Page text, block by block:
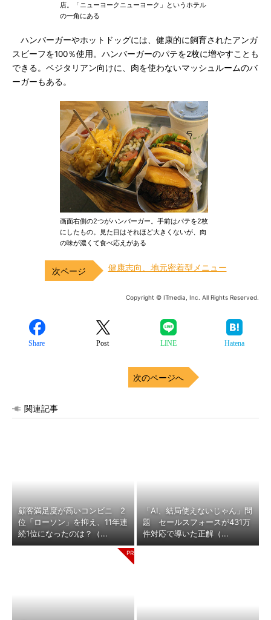
店。「ニューヨークニューヨーク」というホテル
の一角にある
ハンバーガーやホットドッグには、健康的に飼育されたアンガ
スビーフを100％使用。ハンバーガーのパテを2枚に増やすことも
できる。ベジタリアン向けに、肉を使わないマッシュルームのバ
ーガーもある。
画面右側の2つがハンバーガー。手前はパテを2枚
にしたもの。見た目はそれほど大きくないが、肉
の味が濃くて食べ応えがある
健康志向、地元密着型メニュー
Copyright © ITmedia, Inc. All Rights Reserved.
Share Post LINE Hatena
次のページへ
関連記事
顧客満足度が高いコンビニ 2
位「ローソン」を抑え、11年連
続1位になったのは？（...
「AI、結局使えないじゃん」問
題 セールスフォースが431万
件対応で導いた正解（...